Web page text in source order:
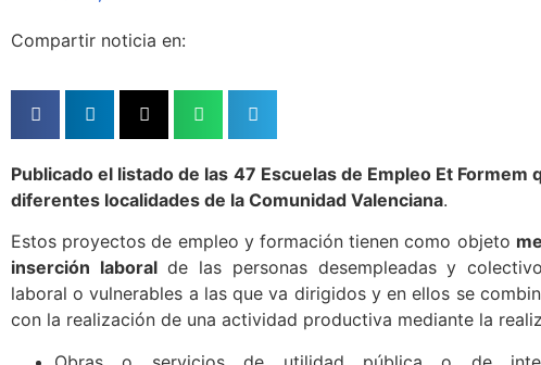
Compartir noticia en:
Publicado el listado de las 47 Escuelas de Empleo Et Formem
diferentes localidades de la Comunidad Valenciana.
Estos proyectos de empleo y formación tienen como objeto
inserción laboralde las personas desempleadas y
laboral o vulnerables a las que va dirigidos y en ellos se
con la realización de una actividad productiva mediante la